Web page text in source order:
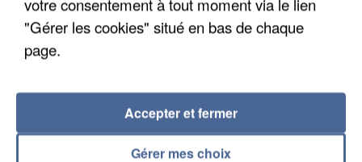
L’UN DES FONDATEURS SUPPOSÉS DE LA DZ
"Gérer les cookies" situé en bas de chaque
page.
Gérer mes choix
Accepter et fermer